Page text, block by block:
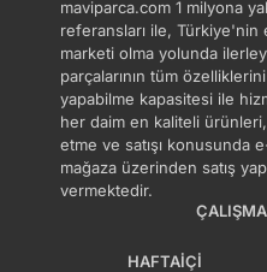
Rezistans
Radyatör Bağlantı
Parçaları
Radyatör Soğutma
maviparca.com 1 milyona
referansları ile,
marketi olma yolunda
parçalarının tüm
yapabilme kapasitesi ile
her daim en kaliteli
etme ve satışı konusunda
mağaza üzerinden satış
vermektedir.
HAFTAIÇI